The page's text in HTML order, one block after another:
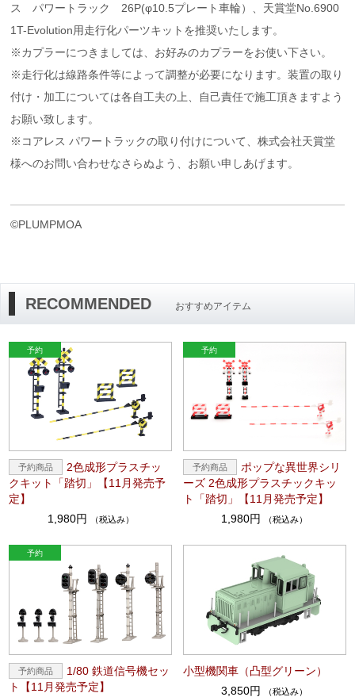
ス パワートラック 26P(φ10.5プレート車輪）、天賞堂No.6900
1T-Evolution用走行化パーツキットを推奨いたします。
※カプラーにつきましては、お好みのカプラーをお使い下さい。
※走行化は線路条件等によって調整が必要になります。装置の取り
付け・加工については各自工夫の上、自己責任で施工頂きますよう
お願い致します。
※コアレス パワートラックの取り付けについて、株式会社天賞堂
様へのお問い合わせなさらぬよう、お願い申しあげます。
©PLUMPMOA
RECOMMENDED おすすめアイテム
2色成形プラスチッ
クキット「踏切」【11月発売予
定】
1,980円
（税込み）
ポップな異世界シリ
ーズ 2色成形プラスチックキッ
ト「踏切」【11月発売予定】
1,980円
（税込み）
1/80 鉄道信号機セッ
ト【11月発売予定】
小型機関車（凸型グリーン）
3,850円
（税込み）